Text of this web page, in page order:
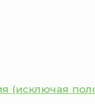
(исключая